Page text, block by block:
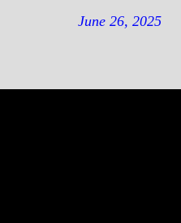
June 26, 2025